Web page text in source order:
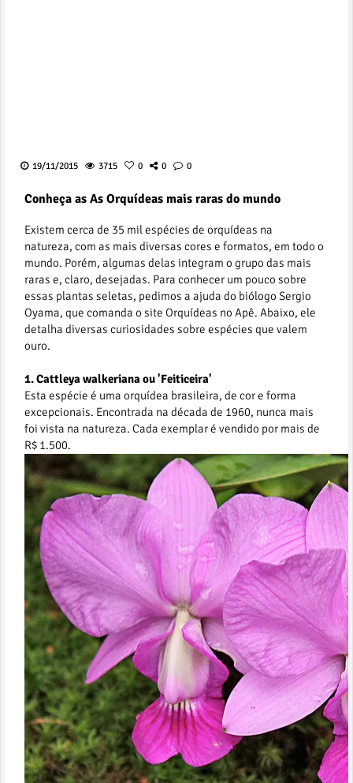
19/11/2015 3715 0 0 0
Conheça as As Orquídeas mais raras do mundo
Existem cerca de 35 mil espécies de orquídeas na
natureza, com as mais diversas cores e formatos, em todo o
mundo. Porém, algumas delas integram o grupo das mais
raras e, claro, desejadas. Para conhecer um pouco sobre
essas plantas seletas, pedimos a ajuda do biólogo Sergio
Oyama, que comanda o site Orquídeas no Apê. Abaixo, ele
detalha diversas curiosidades sobre espécies que valem
ouro.
1. Cattleya walkeriana ou 'Feiticeira'
Esta espécie é uma orquídea brasileira, de cor e forma
excepcionais. Encontrada na década de 1960, nunca mais
foi vista na natureza. Cada exemplar é vendido por mais de
R$ 1.500.